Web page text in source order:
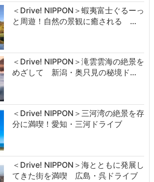
＜Drive! NIPPON＞蝦夷富士ぐるーっ
と周遊！自然の景観に癒される …
＜Drive! NIPPON＞滝雲雲海の絶景を
めざして 新潟・奥只見の秘境ド…
＜Drive! NIPPON＞三河湾の絶景を存
分に満喫！愛知・三河ドライブ
＜Drive! NIPPON＞海とともに発展し
てきた街を満喫 広島・呉ドライブ